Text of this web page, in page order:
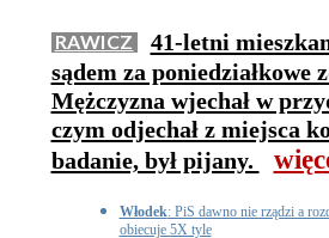
RAWICZ
41-letni
sądem za
Mężczyzna wjechał w
czym odjechał z miejsca
badanie, był pijany.
Włodek: PiS dawno nie rządzi a
obiecuje 5X tyle